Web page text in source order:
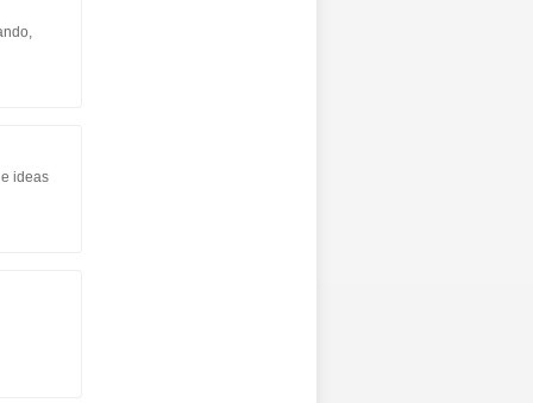
ideas